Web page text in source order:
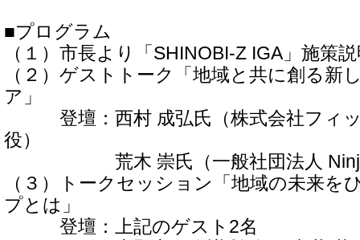
■プログラム
（１）市長より「SHINOBI-Z IGA」施策
（２）ゲストトーク「地域と共に創る新
ア」
登壇：西村 成弘氏（株式会社フィッ
役）
荒木 崇氏（一般社団法人
（３）トークセッション「地域の未来を
プとは」
登壇：上記のゲスト2名